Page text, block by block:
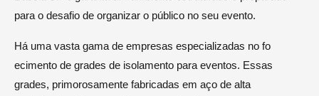
para o desafio de organizar o público no seu evento.
Há uma vasta gama de empresas especializadas no fo
ecimento de grades de isolamento para eventos. Essas
grades, primorosamente fabricadas em aço de alta